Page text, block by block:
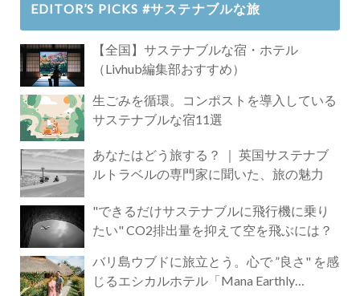
EDITOR’S PICKS #サステナブルな旅
【全国】サステナブルな宿・ホテル
（Livhub編集部おすすめ）
生ごみを循環。コンポストを導入している
サステナブルな宿11選
あなたはどう旅する？ ｜ 英国サステナブ
ルトラベルの専門家に聞いた、旅の魅力
"できるだけサステナブルに飛行機に乗り
たい" CO2排出量を抑えて空を飛ぶには？
バリ島ウブドに旅立とう。心で ”良さ" を感
じるエシカルホテル「Mana Earthly